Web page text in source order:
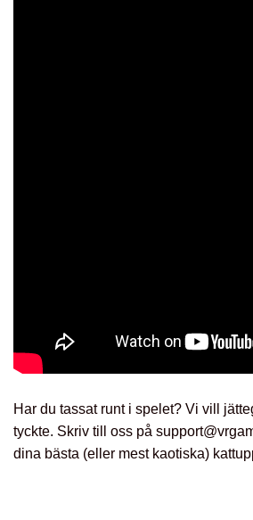
Har du tassat runt i spelet? Vi vill
tyckte. Skriv till oss på
dina bästa (eller mest kaotiska)